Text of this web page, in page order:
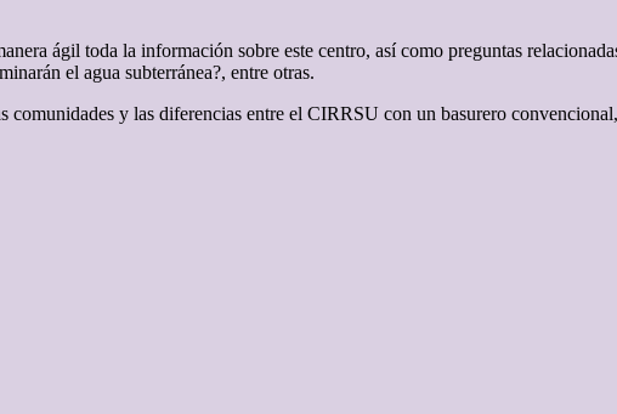
ágil toda la información sobre este centro, así como preguntas
el agua subterránea?, entre otras.
comunidades y las diferencias entre el CIRRSU con un basurero